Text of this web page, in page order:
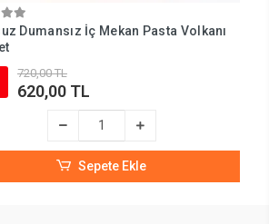
Dumansız İç Mekan Pasta Volkanı
720,00 TL
620,00 TL
Sepete Ekle